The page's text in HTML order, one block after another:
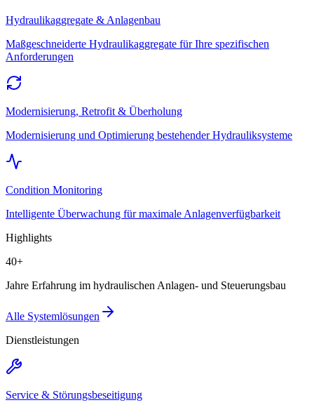
Hydraulikaggregate & Anlagenbau
Maßgeschneiderte Hydraulikaggregate für Ihre spezifischen
Anforderungen
Modernisierung, Retrofit & Überholung
Modernisierung und Optimierung bestehender Hydrauliksysteme
Condition Monitoring
Intelligente Überwachung für maximale Anlagenverfügbarkeit
Highlights
40+
Jahre Erfahrung im hydraulischen Anlagen- und Steuerungsbau
Alle Systemlösungen
Dienstleistungen
Service & Störungsbeseitigung